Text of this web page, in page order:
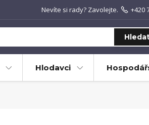
Nevíte si rady? Zavolejte. +420
Hlodavci